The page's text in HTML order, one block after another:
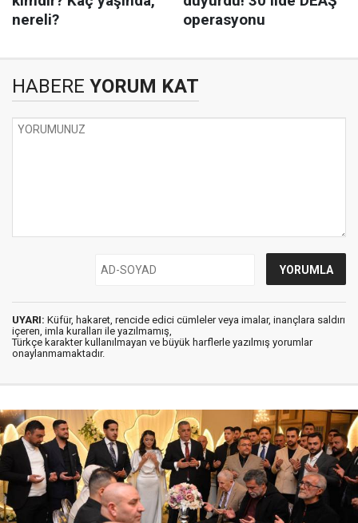
HABERE YORUM KAT
UYARI: Küfür, hakaret, rencide edici cümleler veya imalar, inançlara saldırı
içeren, imla kuralları ile yazılmamış,
Türkçe karakter kullanılmayan ve büyük harflerle yazılmış yorumlar
onaylanmamaktadır.